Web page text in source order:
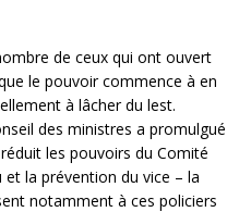
de ceux qui ont ouvert
le pouvoir commence à en
à lâcher du lest.
des ministres a promulgué
les pouvoirs du Comité
la prévention du vice – la
notamment à ces policiers